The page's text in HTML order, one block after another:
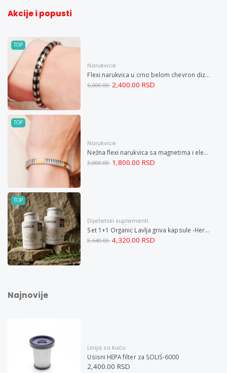
Akcije i popusti
TOP
Narukvice
Flexi narukvica u crno belom chevron dizajnu M
6,000.00 2,400.00 RSD
TOP
Narukvice
Nežna flexi narukvica sa magnetima i elementima u boji zlata i bakrom M
3,000.00 1,800.00 RSD
TOP
Dijetetski suplementi
Set 1+1 Organic Lavlja griva kapsule -Hericium ekstrakt 60
8,640.00 4,320.00 RSD
Najnovije
Linija za kuću
Usisni HEPA filter za SOLIS-6000
2,400.00 RSD